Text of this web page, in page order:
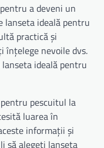
a deveni un
lanseta ideală pentru
practică și
înțelege nevoile dvs.
ideală pentru
pescuitul la
luarea în
informații și
să alegeți lanseta